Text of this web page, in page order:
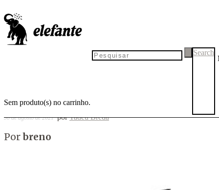
Sem produto(s) no carrinho.
Search
Fita isolante #59
30 de agosto de 2021 porTadeu Breda
Porbreno